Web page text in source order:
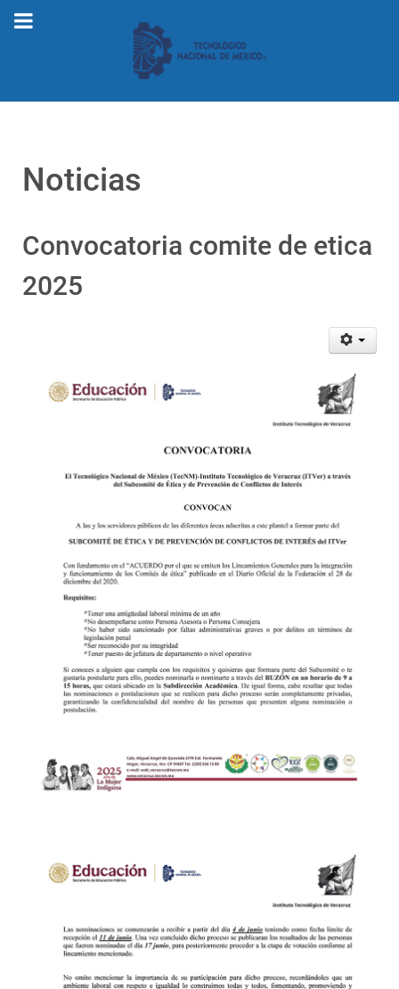
Noticias
Convocatoria comite de etica
2025